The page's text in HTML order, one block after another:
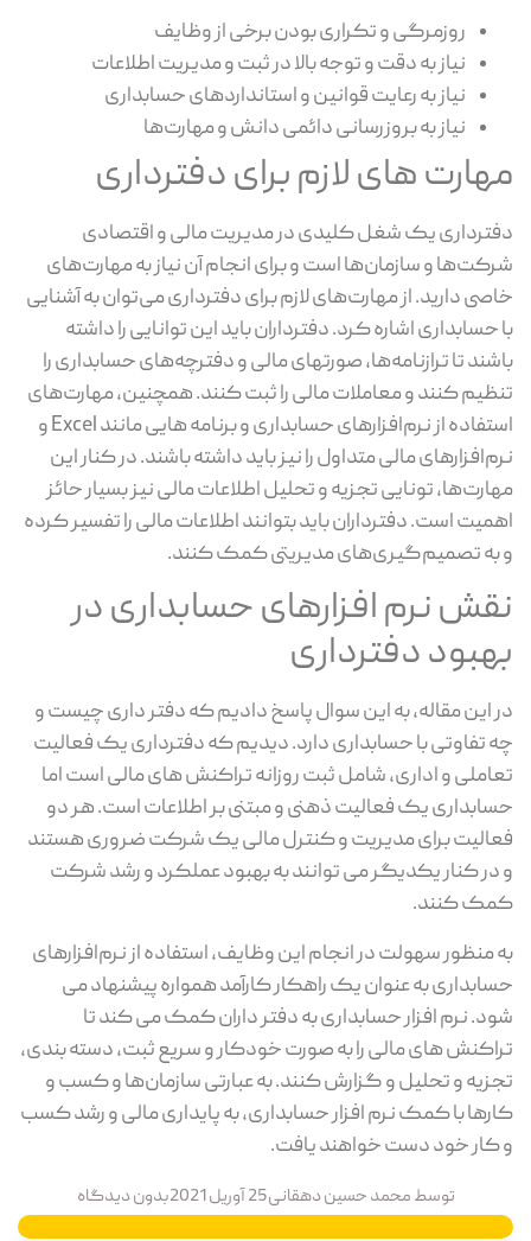
روزمرگی و تکراری بودن برخی از وظایف
نیاز به دقت و توجه بالا در ثبت و مدیریت اطلاعات
نیاز به رعایت قوانین و استانداردهای حسابداری
نیاز به بروزرسانی دائمی دانش و مهارت‌ها
مهارت های لازم برای دفترداری
دفترداری یک شغل کلیدی در مدیریت مالی و اقتصادی
شرکت‌ها و سازمان‌ها است و برای انجام آن نیاز به مهارت‌های
خاصی دارید. از مهارت‌های لازم برای دفترداری می‌توان به آشنایی
با حسابداری اشاره کرد. دفترداران باید این توانایی را داشته
باشند تا ترازنامه‌ها، صورتهای مالی و دفترچه‌های حسابداری را
تنظیم کنند و معاملات مالی را ثبت کنند. همچنین، مهارت‌های
استفاده از نرم‌افزارهای حسابداری و برنامه هایی مانند Excel و
نرم‌افزارهای مالی متداول را نیز باید داشته باشند. در کنار این
مهارت‌ها، تونایی تجزیه و تحلیل اطلاعات مالی نیز بسیار حائز
اهمیت است. دفترداران باید بتوانند اطلاعات مالی را تفسیر کرده
و به تصمیم‌گیری‌های مدیریتی کمک کنند.
نقش نرم افزارهای حسابداری در
بهبود دفترداری
در این مقاله، به این سوال پاسخ دادیم که دفتر داری چیست و
چه تفاوتی با حسابداری دارد. دیدیم که دفترداری یک فعالیت
تعاملی و اداری، شامل ثبت روزانه تراکنش های مالی است اما
حسابداری یک فعالیت ذهنی و مبتنی بر اطلاعات است. هر دو
فعالیت برای مدیریت و کنترل مالی یک شرکت ضروری هستند
و در کنار یکدیگر می توانند به بهبود عملکرد و رشد شرکت
کمک کنند.
به منظور سهولت در انجام این وظایف، استفاده از نرم‌افزارهای
حسابداری به عنوان یک راهکار کارآمد همواره پیشنهاد می
شود. نرم افزار حسابداری به دفتر داران کمک می کند تا
تراکنش های مالی را به صورت خودکار و سریع ثبت، دسته بندی،
تجزیه و تحلیل و گزارش کنند. به عبارتی سازمان‌ها و کسب و
کارها با کمک نرم افزار حسابداری، به پایداری مالی و رشد کسب
و کار خود دست خواهند یافت.
توسطمحمد حسین دهقانی25 آوریل 2021 بدون دیدگاه